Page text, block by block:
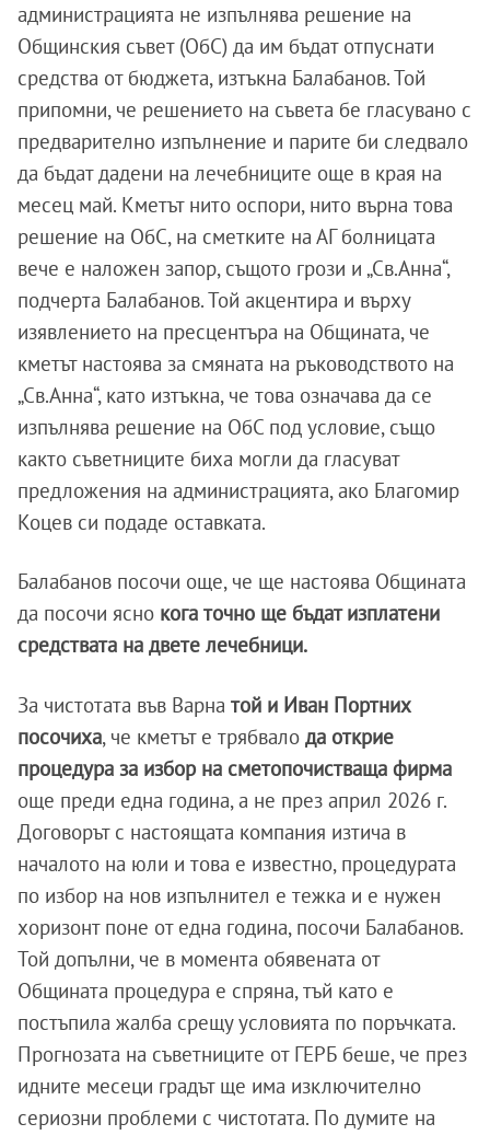
администрацията не изпълнява решение на
Общинския съвет (ОбС) да им бъдат отпуснати
средства от бюджета, изтъкна Балабанов. Той
припомни, че решението на съвета бе гласувано с
предварително изпълнение и парите би следвало
да бъдат дадени на лечебниците още в края на
месец май. Кметът нито оспори, нито върна това
решение на ОбС, на сметките на АГ болницата
вече е наложен запор, същото грози и „Св.Анна“,
подчерта Балабанов. Той акцентира и върху
изявлението на пресцентъра на Общината, че
кметът настоява за смяната на ръководството на
„Св.Анна“, като изтъкна, че това означава да се
изпълнява решение на ОбС под условие, също
както съветниците биха могли да гласуват
предложения на администрацията, ако Благомир
Коцев си подаде оставката.
Балабанов посочи още, че ще настоява Общината
да посочи ясно кога точно ще бъдат изплатени
средствата на двете лечебници.
За чистотата във Варна той и Иван Портних
посочиха, че кметът е трябвало да открие
процедура за избор на сметопочистваща фирма
още преди една година, а не през април 2026 г.
Договорът с настоящата компания изтича в
началото на юли и това е известно, процедурата
по избор на нов изпълнител е тежка и е нужен
хоризонт поне от една година, посочи Балабанов.
Той допълни, че в момента обявената от
Общината процедура е спряна, тъй като е
постъпила жалба срещу условията по поръчката.
Прогнозата на съветниците от ГЕРБ беше, че през
идните месеци градът ще има изключително
сериозни проблеми с чистотата. По думите на